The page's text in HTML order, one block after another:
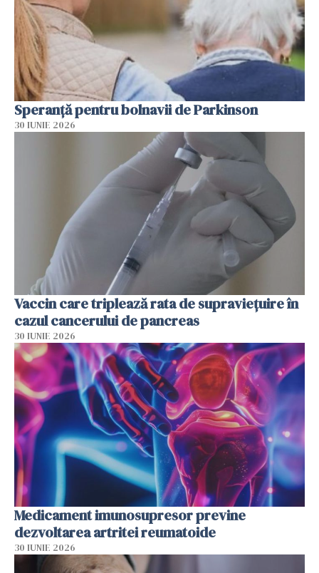
Speranță pentru bolnavii de Parkinson
30 IUNIE 2026
Vaccin care triplează rata de supraviețuire în
cazul cancerului de pancreas
30 IUNIE 2026
Medicament imunosupresor previne
dezvoltarea artritei reumatoide
30 IUNIE 2026